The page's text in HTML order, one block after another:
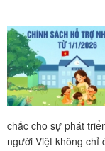
chắc cho sự phát
người Việt không chỉ